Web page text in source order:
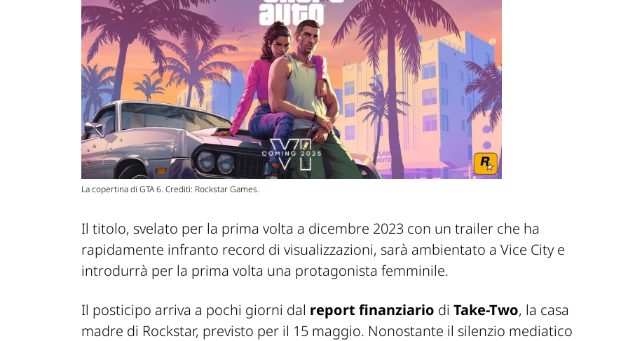
La copertina di GTA 6. Crediti: Rockstar Games.
Il titolo, svelato per la prima volta a dicembre 2023 con un trailer che ha
rapidamente infranto record di visualizzazioni, sarà ambientato a Vice City e
introdurrà per la prima volta una protagonista femminile.
Il posticipo arriva a pochi giorni dal report finanziario di Take-Two, la casa
madre di Rockstar, previsto per il 15 maggio. Nonostante il silenzio mediatico